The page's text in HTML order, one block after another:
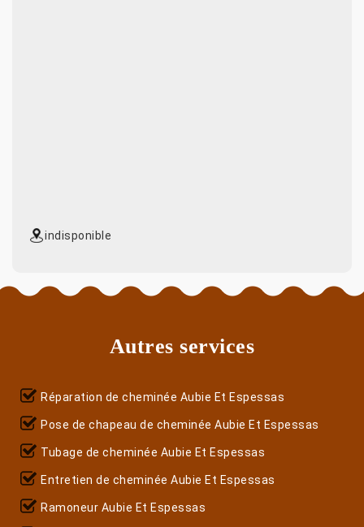
indisponible
Autres services
Réparation de cheminée Aubie Et Espessas
Pose de chapeau de cheminée Aubie Et Espessas
Tubage de cheminée Aubie Et Espessas
Entretien de cheminée Aubie Et Espessas
Ramoneur Aubie Et Espessas